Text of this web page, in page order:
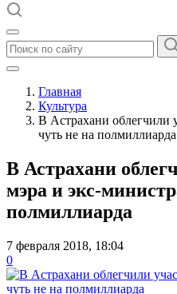
Главная
Культура
В Астрахани облегчили
чуть не на полмиллиарда
В Астрахани
мэра и экс-
полмиллиарда
7 февраля 2018, 18:04
0